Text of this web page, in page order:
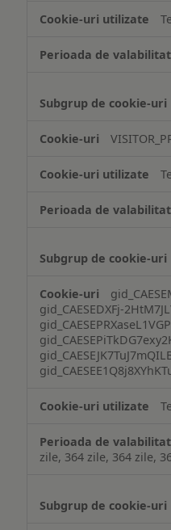
gid_CAESEDXFj-
zile, 364 zile, 364 zile,